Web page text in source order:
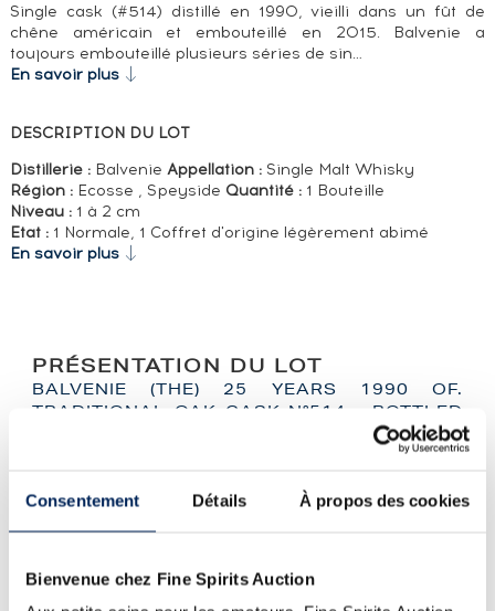
Consentement Détails À propos des cookies
Bienvenue chez Fine Spirits Auction
Single cask (#514) distillé en 1990, vieilli dans un fût de
chêne américain et embouteillé en 2015. Balvenie a
toujours embouteillé plusieurs séries de sin…
En savoir plus
DESCRIPTION DU LOT
Distillerie :Balvenie Appellation :Single Malt Whisky
Région : Ecosse , Speyside Quantité :1 Bouteille
Niveau :1 à 2 cm
Etat :1 Normale, 1 Coffret d'origine légèrement abimé
En savoir plus
PRÉSENTATION DU LOT
BALVENIE (THE) 25 YEARS 1990 OF.
TRADITIONAL OAK CASK N°514 - BOTTLED
LA CUVÉE
Single cask (#514) distillé en 1990, vieilli dans un fût de
toujours embouteillé plusieurs séries de single cask
comme le 15 ans sherry, le 12 ans bourbon ou ce 25 ans